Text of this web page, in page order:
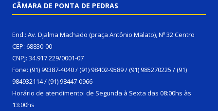
CÂMARA DE PONTA DE PEDRAS
End.: Av. Djalma Machado (praça Antônio Malato), Nº 32 Centro
CEP: 68830-00
CNPJ: 34.917.229/0001-07
Fone: (91) 99387-4040 / (91) 98402-9589 / (91) 985270225 / (91)
984932114 / (91) 98447-0966
Horário de atendimento: de Segunda à Sexta das 08:00hs às
13:00hs